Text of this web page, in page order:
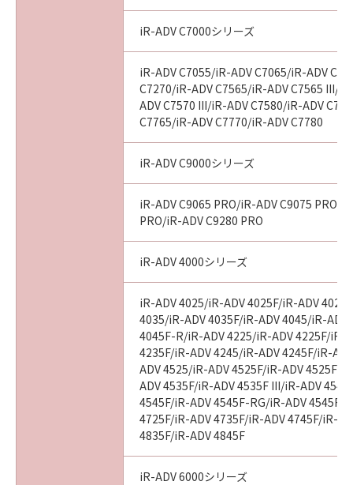
び消去することにより、本契約書を終了させる
(3)お客様が本契約書のいずれかの条項に違反し
た場合、本契約書は直ちに終了します。
(4)お客様は、上記(3)による本契約書の終了後
直ちに、「許諾ソフトウェア」およびその複製
物のすべてをアンインストール、廃棄および消
９．U.S. GOVERNMENT RESTRICTED RIGHTS
“米国政府エンドユーザー”とは、米国政府の機
関また団体を意味します。もしお客様が米国政
府エンドユーザーである場合、以下の規定が適
用されます：The Software is a “commercial
item,” as that term is defined at 48 C.F.R.
2.101 (Oct 1995), consisting of “commercial
computer software” and “commercial
computer software documentation,” as such
terms are used in 48 C.F.R. 12.212 (Sept 1995).
Consistent with 48 C.F.R. 12.212 and 48 C.F.R.
227.7202-1 through 227.7202-4 (June 1995),
all U.S. Government End Users shall acquire
the Software with only those rights set forth
herein. Manufacturer is Canon Inc./30-2,
iR-ADV C7000シリーズ
iR-ADV C7055/iR-ADV C7065/iR-ADV
C7270/iR-ADV C7565/iR-ADV C7565 III/
ADV C7570 III/iR-ADV C7580/iR-ADV
C7765/iR-ADV C7770/iR-ADV C7780
iR-ADV C9000シリーズ
iR-ADV C9065 PRO/iR-ADV C9075 PRO/
PRO/iR-ADV C9280 PRO
iR-ADV 4000シリーズ
iR-ADV 4025/iR-ADV 4025F/iR-ADV
4035/iR-ADV 4035F/iR-ADV 4045/iR-ADV
4045F-R/iR-ADV 4225/iR-ADV 4225F/iR-
4235F/iR-ADV 4245/iR-ADV 4245F/iR-
ADV 4525/iR-ADV 4525F/iR-ADV 4525F
ADV 4535F/iR-ADV 4535F III/iR-ADV
4545F/iR-ADV 4545F-RG/iR-ADV 4545F
4725F/iR-ADV 4735F/iR-ADV 4745F/iR-
4835F/iR-ADV 4845F
iR-ADV 6000シリーズ